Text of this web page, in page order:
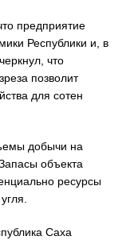
предприятие
Республики и, в
что
позволит
для сотен
добычи на
объекта
ресурсы
Саха